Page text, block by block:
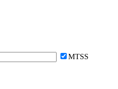
MTSS